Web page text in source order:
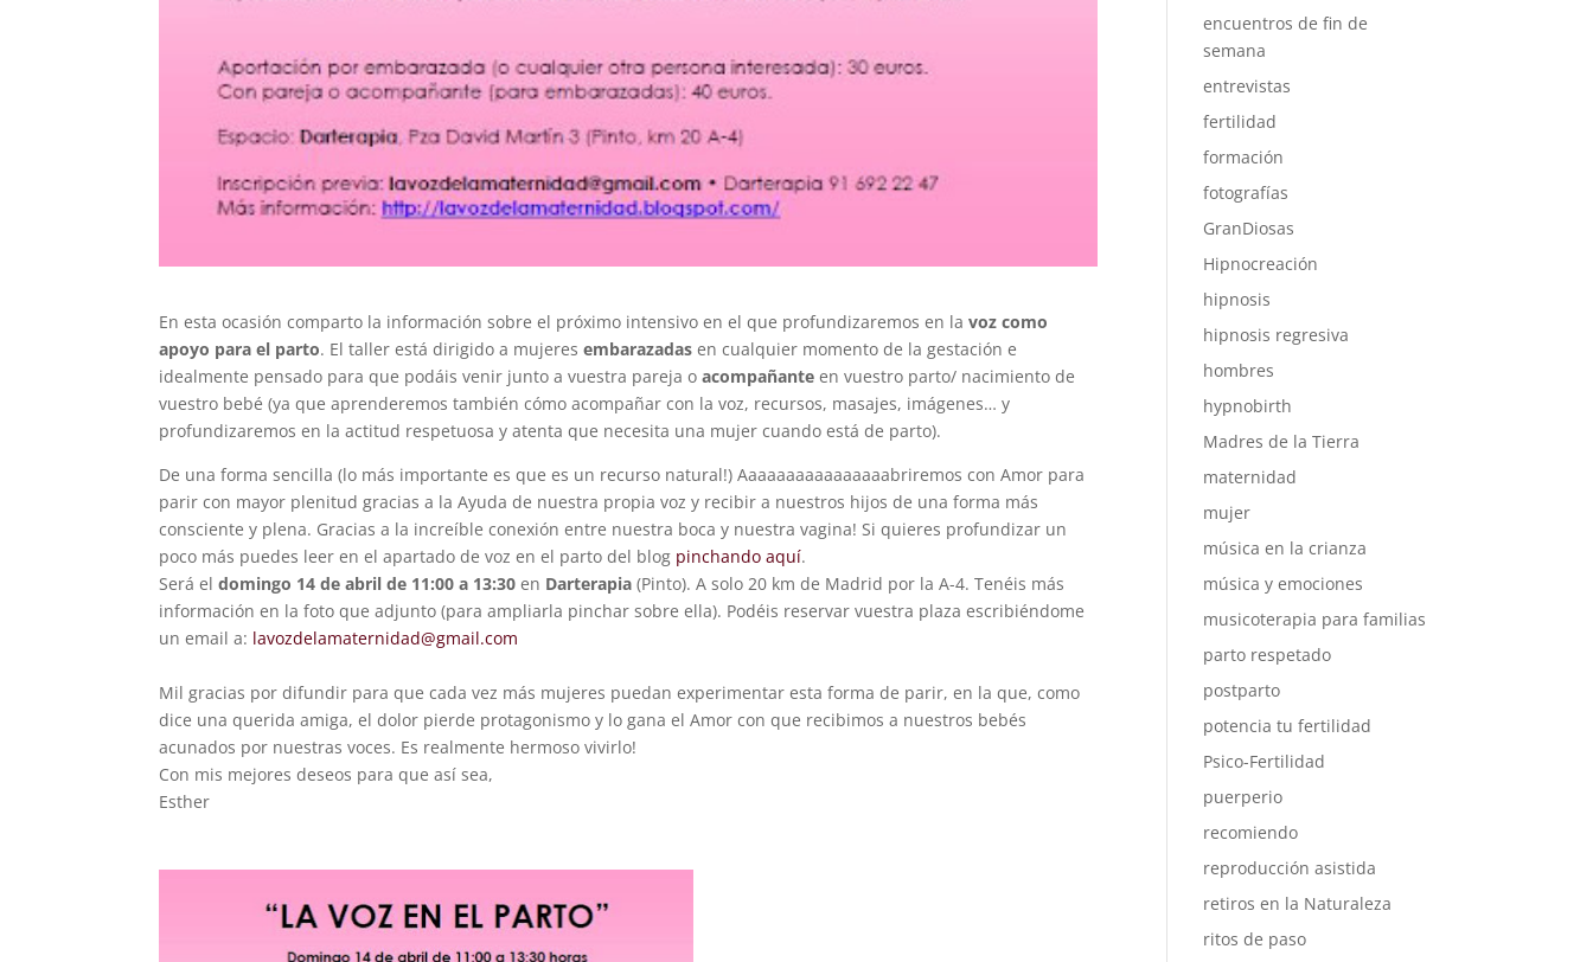
En esta ocasión comparto la información sobre el próximo intensivo en el que profundizaremos en lavoz como
apoyo para el parto. El taller está dirigido a mujeresembarazadas en cualquier momento de la gestación e
idealmente pensado para que podáis venir junto a vuestra pareja oacompañante en vuestro parto/ nacimiento de
vuestro bebé (ya que aprenderemos también cómo acompañar con la voz, recursos, masajes, imágenes… y
profundizaremos en la actitud respetuosa y atenta que necesita una mujer cuando está de parto).
De una forma sencilla (lo más importante es que es un recurso natural!) Aaaaaaaaaaaaaaaabriremos con Amor para
parir con mayor plenitud gracias a la Ayuda de nuestra propia voz y recibir a nuestros hijos de una forma más
consciente y plena. Gracias a la increíble conexión entre nuestra boca y nuestra vagina! Si quieres profundizar un
poco más puedes leer en el apartado de voz en el parto del blog pinchando aquí.
Será eldomingo 14 de abril de 11:00 a 13:30 en Darterapia (Pinto). A solo 20 km de Madrid por la A-4. Tenéis más
información en la foto que adjunto (para ampliarla pinchar sobre ella). Podéis reservar vuestra plaza escribiéndome
un email a: lavozdelamaternidad@gmail.com
Mil gracias por difundir para que cada vez más mujeres puedan experimentar esta forma de parir, en la que, como
dice una querida amiga, el dolor pierde protagonismo y lo gana el Amor con que recibimos a nuestros bebés
acunados por nuestras voces. Es realmente hermoso vivirlo!
Con mis mejores deseos para que así sea,
Esther
encuentros de fin de
semana
entrevistas
fertilidad
formación
fotografías
GranDiosas
Hipnocreación
hipnosis
hipnosis regresiva
hombres
hypnobirth
Madres de la Tierra
maternidad
mujer
música en la crianza
música y emociones
musicoterapia para familias
parto respetado
postparto
potencia tu fertilidad
Psico-Fertilidad
puerperio
recomiendo
reproducción asistida
retiros en la Naturaleza
ritos de paso